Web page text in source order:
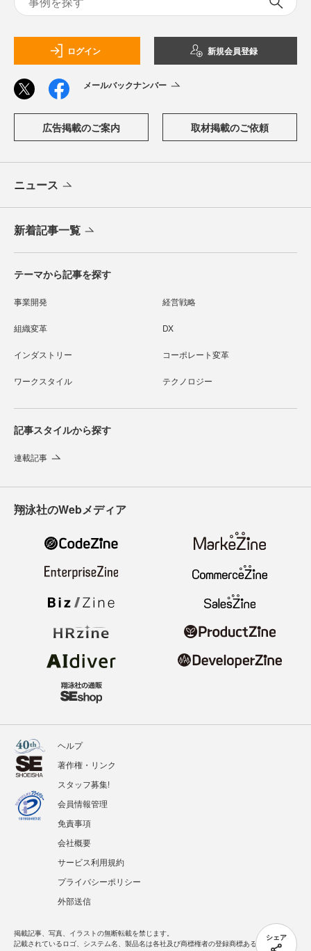
シェア
ログイン 新規会員登録
メールバックナンバー
広告掲載のご案内 取材掲載のご依頼
ニュース
新着記事一覧
テーマから記事を探す
事業開発 経営戦略
組織変革 DX
インダストリー コーポレート変革
ワークスタイル テクノロジー
記事スタイルから探す
連載記事
翔泳社のWebメディア
ヘルプ
著作権・リンク
スタッフ募集!
会員情報管理
免責事項
会社概要
サービス利用規約
プライバシーポリシー
外部送信
掲載記事、写真、イラストの無断転載を禁じます。
記載されているロゴ、システム名、製品名は各社及び商標権者の登録商標あるいは商標で